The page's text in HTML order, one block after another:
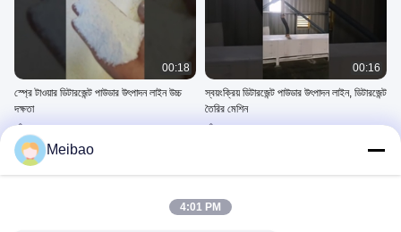
00:18
স্প্রে টাওয়ার ডিটারজেন্ট পাউডার উৎপাদন লাইন উচ্চ
দক্ষতা
Line
June 16, 2022
00:16
স্বয়ংক্রিয় ডিটারজেন্ট পাউডার উৎপাদন লাইন, ডিটারজেন্ট
তৈরির মেশিন
Meibao
4:01 PM